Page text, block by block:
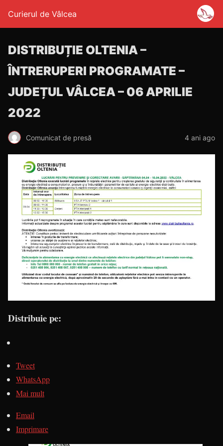
Curierul de Vâlcea
DISTRIBUȚIE OLTENIA –
ÎNTRERUPERI PROGRAMATE –
JUDEȚUL VÂLCEA – 06 APRILIE
2022
Comunicat de presă 4 ani ago
Distribuie pe:
Tweet
WhatsApp
Mai mult
Email
Imprimare